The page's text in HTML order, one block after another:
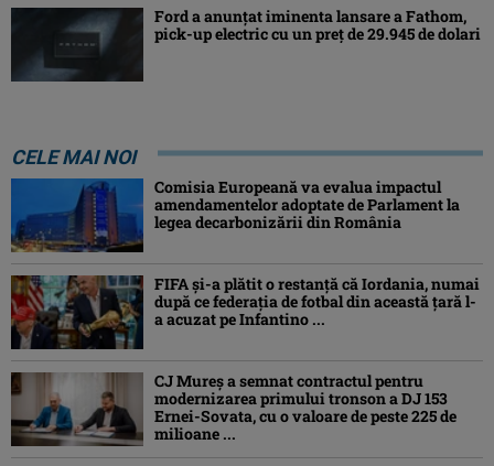
Ford a anunțat iminenta lansare a Fathom,
pick-up electric cu un preț de 29.945 de dolari
CELE MAI NOI
Comisia Europeană va evalua impactul
amendamentelor adoptate de Parlament la
legea decarbonizării din România
FIFA și-a plătit o restanță că Iordania, numai
după ce federația de fotbal din această țară l-
a acuzat pe Infantino ...
CJ Mureș a semnat contractul pentru
modernizarea primului tronson a DJ 153
Ernei-Sovata, cu o valoare de peste 225 de
milioane ...